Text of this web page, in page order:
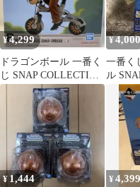
¥4,299
ドラゴンボール 一番く
じ SNAP COLLECTION
B賞 孫悟飯
¥4,000
一番く
ル
孫悟空
¥ 1,444 ¥4,399